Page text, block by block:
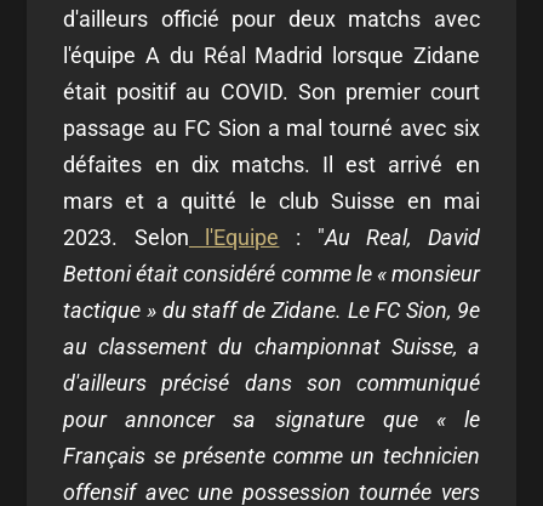
d'ailleurs officié pour deux matchs avec
l'équipe A du Réal Madrid lorsque Zidane
était positif au COVID. Son premier court
passage au FC Sion a mal tourné avec six
défaites en dix matchs. Il est arrivé en
mars et a quitté le club Suisse en mai
2023. Selon l'Equipe : "Au Real, David
Bettoni était considéré comme le « monsieur
tactique » du staff de Zidane. Le FC Sion, 9e
au classement du championnat Suisse, a
d'ailleurs précisé dans son communiqué
pour annoncer sa signature que « le
Français se présente comme un technicien
offensif avec une possession tournée vers